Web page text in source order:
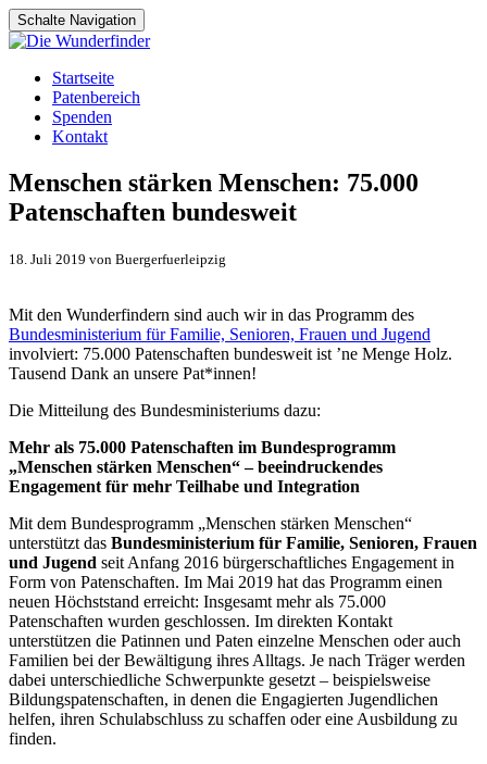
Schalte Navigation
Zum
Inhalt
springen
Startseite
Patenbereich
Spenden
Kontakt
Menschen stärken Menschen: 75.000
Patenschaften bundesweit
18. Juli 2019 von Buergerfuerleipzig
Mit den Wunderfindern sind auch wir in das Programm des
Bundesministerium für Familie, Senioren, Frauen und Jugend
involviert: 75.000 Patenschaften bundesweit ist ’ne Menge Holz.
Tausend Dank an unsere Pat*innen!
Die Mitteilung des Bundesministeriums dazu:
Mehr als 75.000 Patenschaften im Bundesprogramm
„Menschen stärken Menschen“ – beeindruckendes
Engagement für mehr Teilhabe und Integration
Mit dem Bundesprogramm „Menschen stärken Menschen“
unterstützt das Bundesministerium für Familie, Senioren, Frauen
und Jugend seit Anfang 2016 bürgerschaftliches Engagement in
Form von Patenschaften. Im Mai 2019 hat das Programm einen
neuen Höchststand erreicht: Insgesamt mehr als 75.000
Patenschaften wurden geschlossen. Im direkten Kontakt
unterstützen die Patinnen und Paten einzelne Menschen oder auch
Familien bei der Bewältigung ihres Alltags. Je nach Träger werden
dabei unterschiedliche Schwerpunkte gesetzt – beispielsweise
Bildungspatenschaften, in denen die Engagierten Jugendlichen
helfen, ihren Schulabschluss zu schaffen oder eine Ausbildung zu
finden.